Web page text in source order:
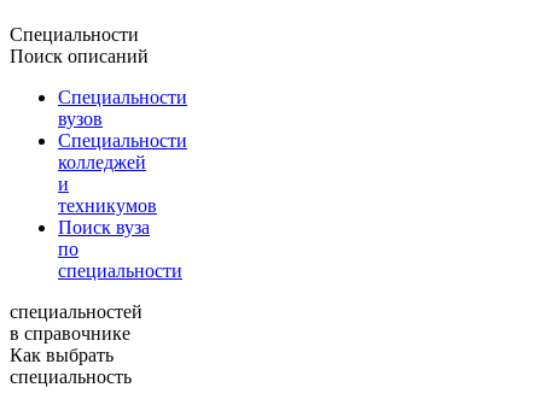
Специальности
Поиск описаний
Специальности
вузов
Специальности
колледжей
и
техникумов
Поиск вуза
по
специальности
специальностей
в справочнике
Как выбрать
специальность